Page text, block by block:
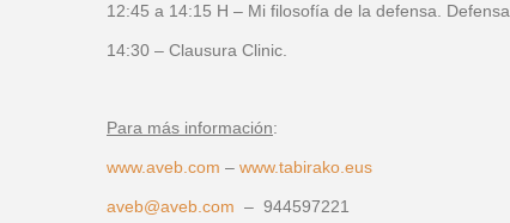
12:45 a 14:15 H – Mi filosofía de la defensa.
14:30 – Clausura Clinic.
Para más información:
www.aveb.com – www.tabirako.eus
aveb@aveb.com – 944597221